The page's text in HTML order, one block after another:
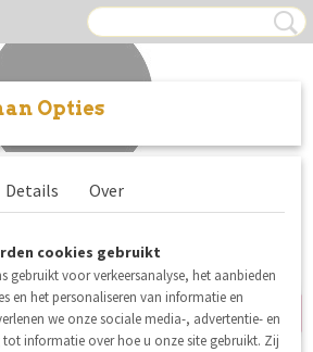
uitverkocht
Opties
Details Over
cookies gebruikt
gebruikt voor verkeersanalyse, het aanbieden
en het personaliseren van informatie en
we onze sociale media-, advertentie- en
informatie over hoe u onze site gebruikt. Zij